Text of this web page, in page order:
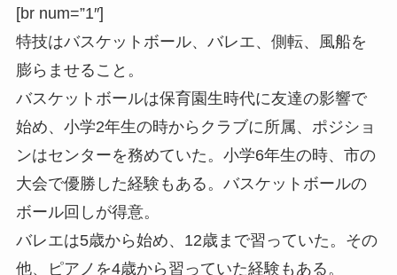
[br num=”1″]
特技はバスケットボール、バレエ、側転、風船を
膨らませること。
バスケットボールは保育園生時代に友達の影響で
始め、小学2年生の時からクラブに所属、ポジショ
ンはセンターを務めていた。小学6年生の時、市の
大会で優勝した経験もある。バスケットボールの
ボール回しが得意。
バレエは5歳から始め、12歳まで習っていた。その
他、ピアノを4歳から習っていた経験もある。